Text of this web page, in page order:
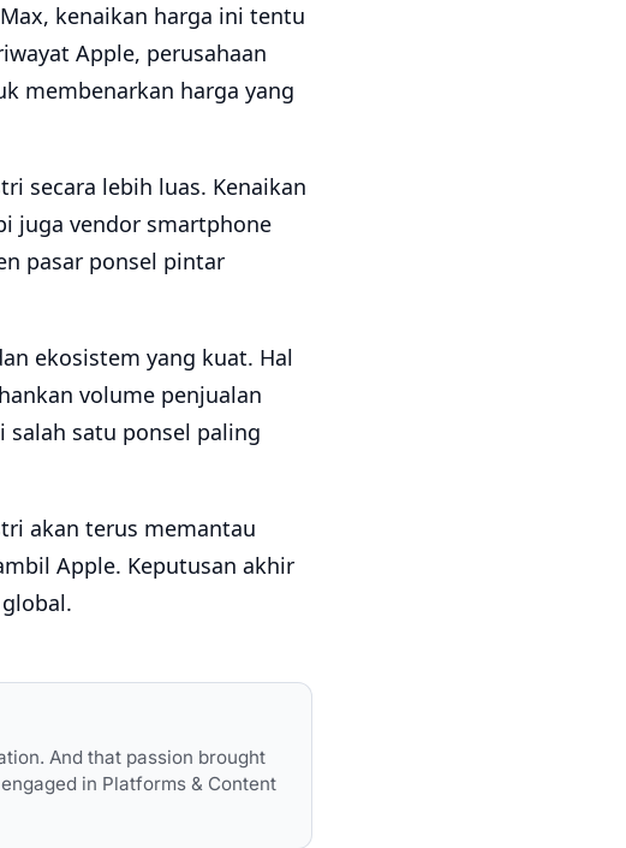
kenaikan harga ini tentu
Apple, perusahaan
membenarkan harga yang
secara lebih luas. Kenaikan
juga vendor smartphone
pasar ponsel pintar
ekosistem yang kuat. Hal
volume penjualan
salah satu ponsel paling
akan terus memantau
Apple. Keputusan akhir
And that passion brought
in Platforms & Content